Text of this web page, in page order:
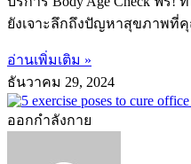
ยังเจาะลึกถึงปัญหาสุขภาพที่
อ่านเพิ่มเติม »
ธันวาคม 29, 2024
ออกกำลังกาย